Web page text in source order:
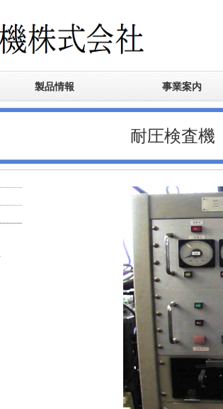
製品情報
フィルムコンデンサ
高周波オイルコンデンサ
CR複合部品
サージ防護デバイス
CRVスナバ
高出力電源装置
耐圧検査機
イオナイザー
モーターブレーキ電源
MotoCarrou
事業案内
特殊フィルムコンデンサ
機械電気設計
制御盤設計作成
エポキシ樹脂充填加工
耐圧検査機